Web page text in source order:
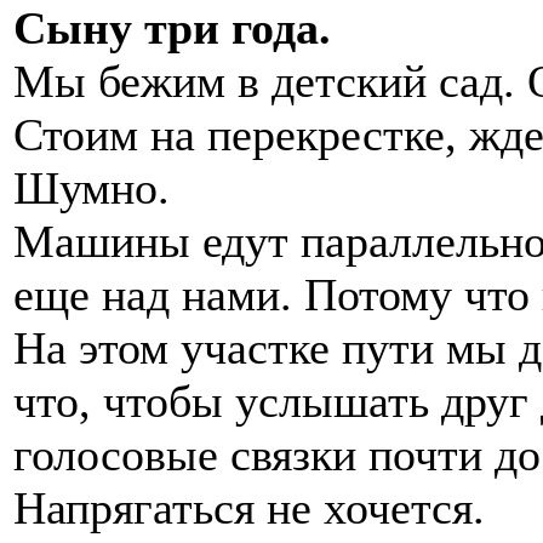
Сыну три года.
Мы бежим в детский сад.
Стоим на перекрестке,
Шумно.
Машины едут
еще над нами. Потому
На этом участке пути мы
что, чтобы услышать друг
голосовые связки почти
Напрягаться не хочется.